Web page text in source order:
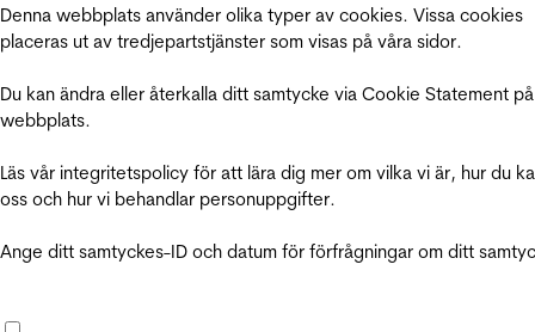
Denna webbplats använder olika typer av cookies. Vissa cookies
placeras ut av tredjepartstjänster som visas på våra sidor.
Du kan ändra eller återkalla ditt samtycke via Cookie Statement
webbplats.
Läs vår integritetspolicy för att lära dig mer om vilka vi är, hur du
oss och hur vi behandlar personuppgifter.
Ange ditt samtyckes-ID och datum för förfrågningar om ditt